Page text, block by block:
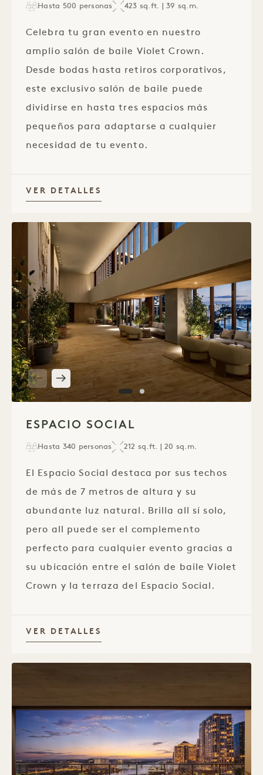
Hasta 500 personas 423 sq.ft. | 39 sq.m.
Celebra tu gran evento en nuestro
amplio salón de baile Violet Crown.
Desde bodas hasta retiros corporativos,
este exclusivo salón de baile puede
dividirse en hasta tres espacios más
pequeños para adaptarse a cualquier
necesidad de tu evento.
VER DETALLES
ESPACIO SOCIAL
Hasta 340 personas 212 sq.ft. | 20 sq.m.
El Espacio Social destaca por sus techos
de más de 7 metros de altura y su
abundante luz natural. Brilla all sí solo,
pero all puede ser el complemento
perfecto para cualquier evento gracias a
su ubicación entre el salón de baile Violet
Crown y la terraza del Espacio Social.
VER DETALLES